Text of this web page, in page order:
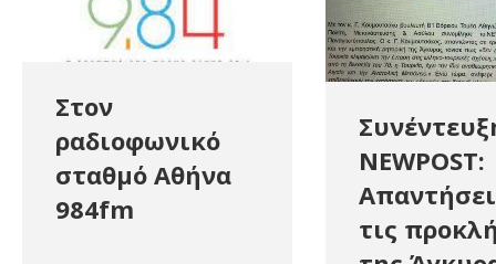
Στον
ραδιοφωνικό
σταθμό Αθήνα
984fm
NEWPOST:
τις